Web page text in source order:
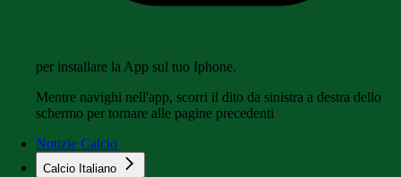
per installare la App sul tuo Iphone.
Mentre navighi nell'app, scorri il dito da sinistra a destra dello
schermo per tornare alle pagine precedenti
Notizie Calcio
Calcio Italiano